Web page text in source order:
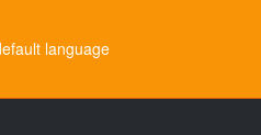
language